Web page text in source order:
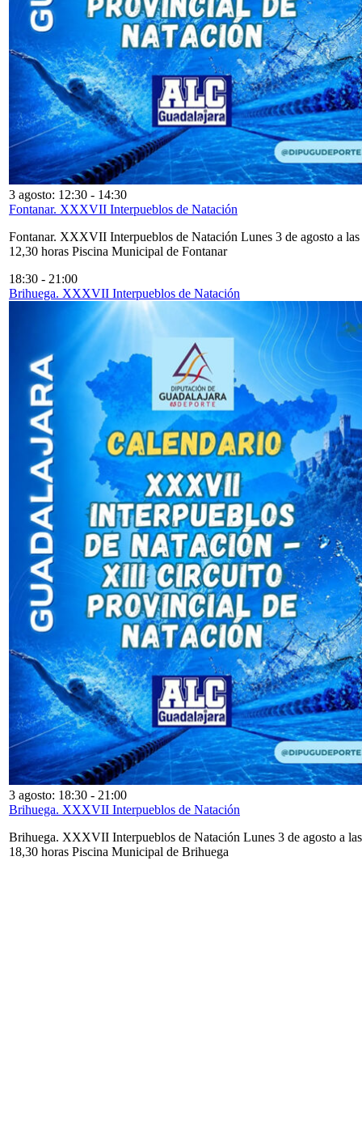
3 agosto: 12:30 - 14:30
Fontanar. XXXVII Interpueblos de Natación
Fontanar. XXXVII Interpueblos de Natación Lunes 3 de agosto a las
12,30 horas Piscina Municipal de Fontanar
18:30 - 21:00
Brihuega. XXXVII Interpueblos de Natación
3 agosto: 18:30 - 21:00
Brihuega. XXXVII Interpueblos de Natación
Brihuega. XXXVII Interpueblos de Natación Lunes 3 de agosto a las
18,30 horas Piscina Municipal de Brihuega